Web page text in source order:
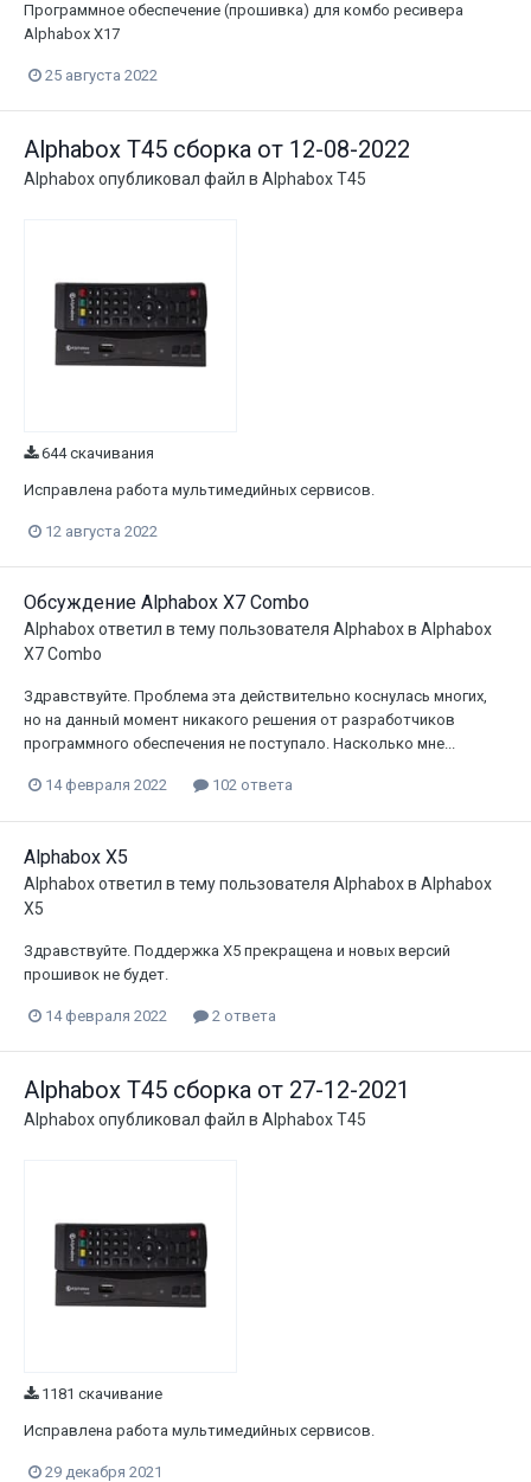
Программное обеспечение (прошивка) для комбо ресивера
Alphabox X17
25 августа 2022
Alphabox T45 сборка от 12-08-2022
Alphaboxопубликовал файл в Alphabox T45
644 скачивания
Исправлена работа мультимедийных сервисов.
12 августа 2022
Обсуждение Alphabox X7 Combo
Alphaboxответил в тему пользователя Alphaboxв Alphabox
X7 Combo
Здравствуйте. Проблема эта действительно коснулась многих,
но на данный момент никакого решения от разработчиков
программного обеспечения не поступало. Насколько мне...
14 февраля 2022 102 ответа
Alphabox X5
Alphaboxответил в тему пользователя Alphaboxв Alphabox
X5
Здравствуйте. Поддержка X5 прекращена и новых версий
прошивок не будет.
14 февраля 2022 2 ответа
Alphabox T45 сборка от 27-12-2021
Alphaboxопубликовал файл в Alphabox T45
1181 скачивание
Исправлена работа мультимедийных сервисов.
29 декабря 2021